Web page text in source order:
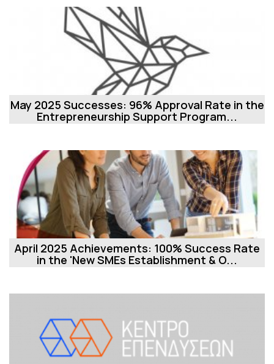
May 2025 Successes: 96% Approval Rate in the
Entrepreneurship Support Program...
April 2025 Achievements: 100% Success Rate
in the 'New SMEs Establishment & O...